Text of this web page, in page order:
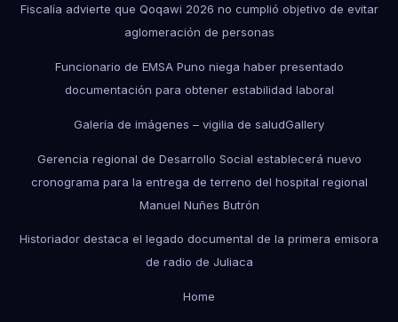
Fiscalía advierte que Qoqawi 2026 no cumplió objetivo de evitar
aglomeración de personas
Funcionario de EMSA Puno niega haber presentado
documentación para obtener estabilidad laboral
Galería de imágenes – vigilia de saludGallery
Gerencia regional de Desarrollo Social establecerá nuevo
cronograma para la entrega de terreno del hospital regional
Manuel Nuñes Butrón
Historiador destaca el legado documental de la primera emisora
de radio de Juliaca
Home